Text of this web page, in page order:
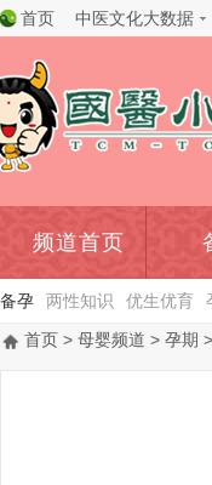
首页 中医文化大数据
频道首页
备孕 两性知识 优生优育
首页 > 母婴频道 > 孕期 >